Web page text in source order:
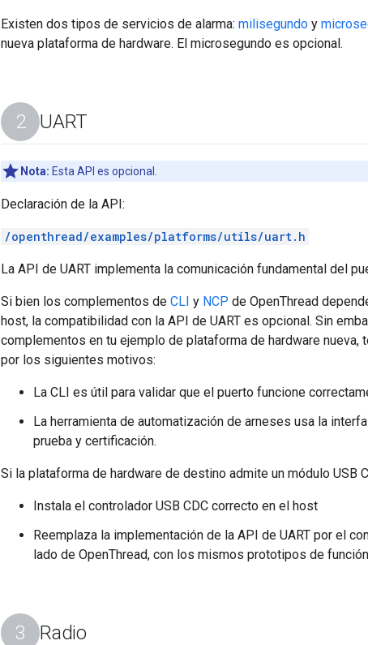
Existen dos tipos de servicios de alarma: milisegundo y
nueva plataforma de hardware. El microsegundo es opcional.
UART
Nota: Esta API es opcional.
Declaración de la API:
/openthread/examples/platforms/utils/uart.h
La API de UART implementa la comunicación fundamental del
Si bien los complementos de CLI y NCP de OpenThread
host, la compatibilidad con la API de UART es opcional. Sin
complementos en tu ejemplo de plataforma de hardware
por los siguientes motivos:
La CLI es útil para validar que el puerto funcione
La herramienta de automatización de arneses usa la
prueba y certificación.
Si la plataforma de hardware de destino admite un módulo USB
Instala el controlador USB CDC correcto en el host
Reemplaza la implementación de la API de UART por el
lado de OpenThread, con los mismos prototipos de
Radio